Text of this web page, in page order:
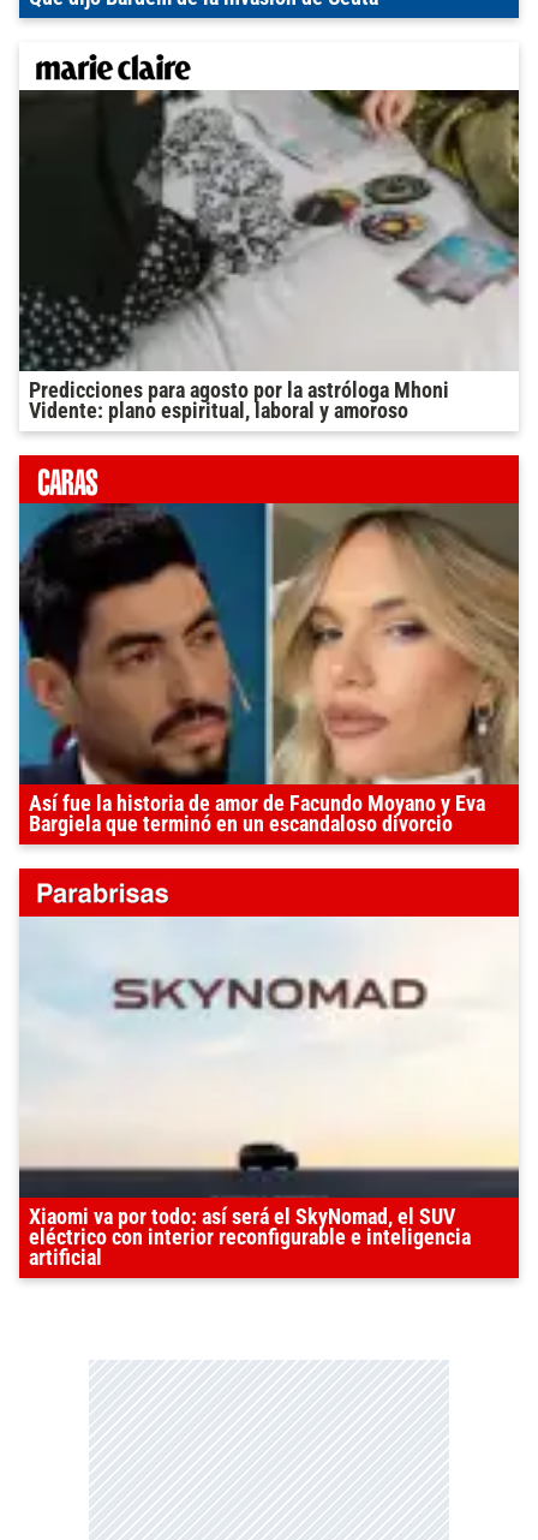
Predicciones para agosto por la astróloga Mhoni
Vidente: plano espiritual, laboral y amoroso
Así fue la historia de amor de Facundo Moyano y Eva
Bargiela que terminó en un escandaloso divorcio
Xiaomi va por todo: así será el SkyNomad, el SUV
eléctrico con interior reconfigurable e inteligencia
artificial